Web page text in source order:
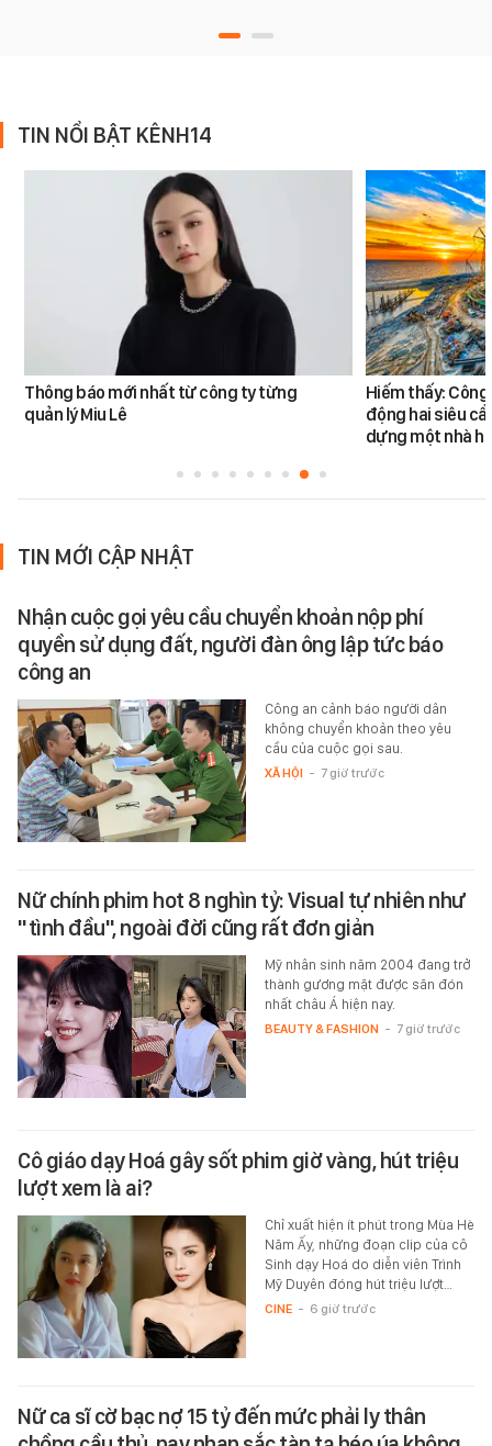
TIN NỔI BẬT KÊNH14
Thông báo mới nhất từ công ty từng
quản lý Miu Lê
Hiếm thấy:
động hai siêu
dựng một nhà
TIN MỚI CẬP NHẬT
Nhận cuộc gọi yêu cầu chuyển khoản nộp phí
quyền sử dụng đất, người đàn ông lập tức báo
công an
Công an cảnh báo người dân
không chuyển khoản theo yêu
cầu của cuộc gọi sau.
XÃ HỘI - 7 giờ trước
Nữ chính phim hot 8 nghìn tỷ: Visual tự nhiên như
"tình đầu", ngoài đời cũng rất đơn giản
Mỹ nhân sinh năm 2004 đang trở
thành gương mặt được săn đón
nhất châu Á hiện nay.
BEAUTY & FASHION - 7 giờ trước
Cô giáo dạy Hoá gây sốt phim giờ vàng, hút triệu
lượt xem là ai?
Chỉ xuất hiện ít phút trong Mùa Hè
Năm Ấy, những đoạn clip của cô
Sinh dạy Hoá do diễn viên Trình
Mỹ Duyên đóng hút triệu lượt…
CINE - 6 giờ trước
Nữ ca sĩ cờ bạc nợ 15 tỷ đến mức phải ly thân